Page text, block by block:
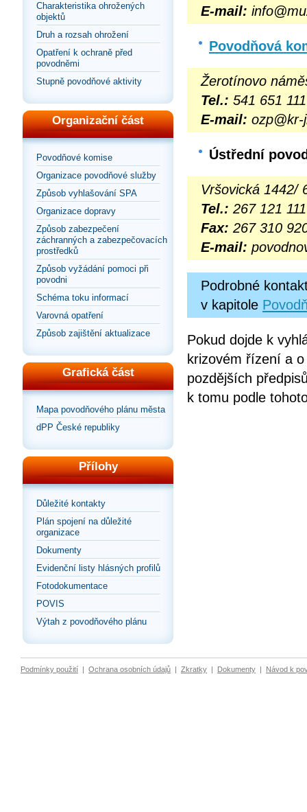
Charakteristika ohrožených
objektů
Druh a rozsah ohrožení
Opatření k ochraně před
povodněmi
Stupně povodňové aktivity
Organizační část
Povodňové komise
Organizace povodňové služby
Způsob vyhlašování SPA
Organizace dopravy
Způsob zabezpečení
záchranných a zabezpečovacích
prostředků
Způsob vyžádání pomoci při
povodni
Schéma toku informací
Varovná opatření
Způsob zajištění aktualizace
Grafická část
Mapa povodňového plánu města
dPP České republiky
Přílohy
Důležité kontakty
Plán spojení na důležité
organizace
Dokumenty
Evidenční listy hlásných profilů
Fotodokumentace
POVIS
Výtah z povodňového plánu
E-mail:
Povodňová
Žerotínovo
Tel.: 541 651 111
E-mail: ozp@kr-
Ústřední
Vršovická 1442/
Tel.: 267 121 111
Fax: 267 310
E-mail:
Podrobné
v kapitole
Pokud dojde k
krizovém řízení a
pozdějších
k tomu podle
Podmínky použití | Ochrana osobních údajů | Zkratky | Dokumenty | Návod k